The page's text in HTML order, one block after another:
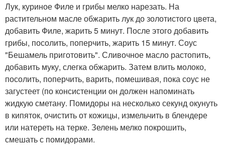
Лук, куриное Филе и грибы мелко нарезать. На
растительном масле обжарить лук до золотистого цвета,
добавить Филе, жарить 5 минут. После этого добавить
грибы, посолить, поперчить, жарить 15 минут. Соус
"Бешамель приготовить". Сливочное масло растопить,
добавить муку, слегка обжарить. Затем влить молоко,
посолить, поперчить, варить, помешивая, пока соус не
загустеет (по консистенции он должен напоминать
жидкую сметану. Помидоры на несколько секунд окунуть
в кипяток, очистить от кожицы, измельчить в блендере
или натереть на терке. Зелень мелко покрошить,
смешать с помидорами.